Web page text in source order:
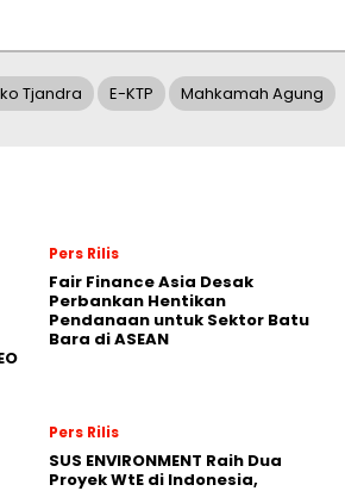
Tjandra E-KTP Mahkamah Agung
Pers Rilis
Fair Finance Asia Desak
Perbankan Hentikan
Pendanaan untuk Sektor Batu
Bara di ASEAN
Pers Rilis
SUS ENVIRONMENT Raih Dua
Proyek WtE di Indonesia,